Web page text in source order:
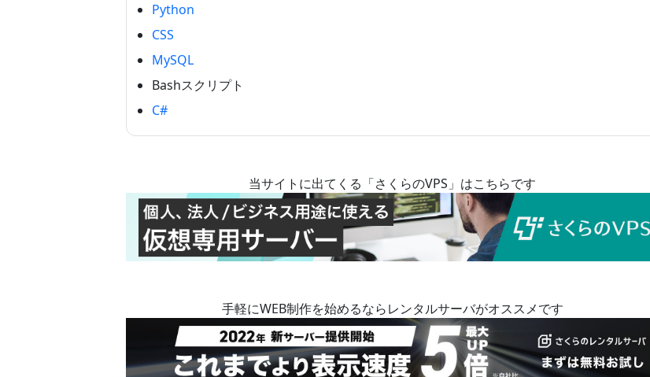
Python
CSS
MySQL
Bashスクリプト
C#
当サイトに出てくる「さくらのVPS」はこちらです
手軽にWEB制作を始めるならレンタルサーバがオススメです